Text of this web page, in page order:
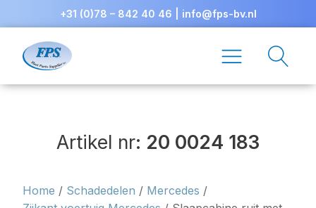
+31 (0)78 – 842 40 46 info@fps-bv.nl
Artikel nr: 20 0024 183
Home / Schadedelen / Mercedes /